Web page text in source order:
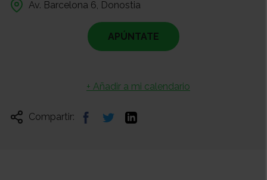
Av. Barcelona 6, Donostia
APÚNTATE
+ Añadir a mi calendario
Compartir: